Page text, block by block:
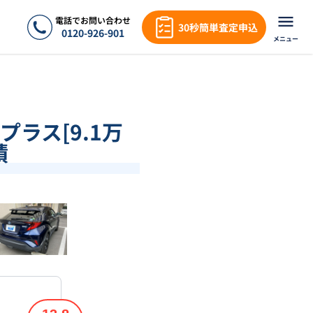
電話でお問い合わせ
0120-926-901 30秒簡単査定申込
メニュー
ラス[9.1万
1/18